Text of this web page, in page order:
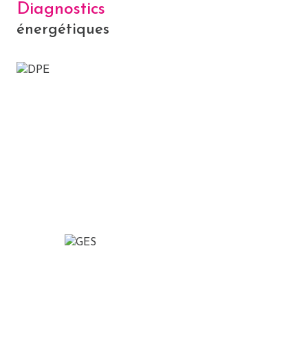
Chauffage central : radiateur (gaz de ville)
ascenseur
Diagnostics
énergétiques